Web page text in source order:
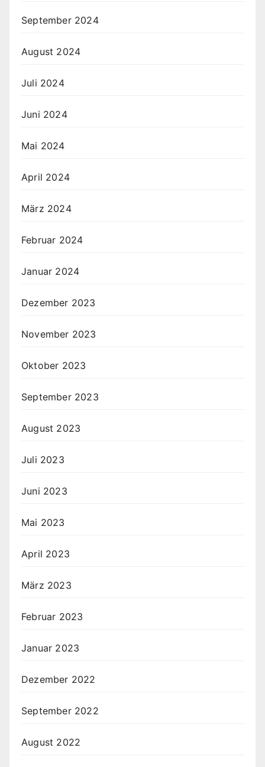
September 2024
August 2024
Juli 2024
Juni 2024
Mai 2024
April 2024
März 2024
Februar 2024
Januar 2024
Dezember 2023
November 2023
Oktober 2023
September 2023
August 2023
Juli 2023
Juni 2023
Mai 2023
April 2023
März 2023
Februar 2023
Januar 2023
Dezember 2022
September 2022
August 2022